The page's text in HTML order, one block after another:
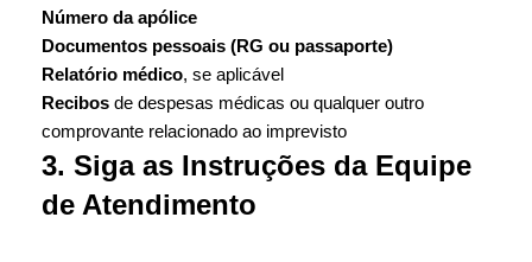
Número da apólice
Documentos pessoais (RG ou passaporte)
Relatório médico, se aplicável
Recibos de despesas médicas ou qualquer outro
comprovante relacionado ao imprevisto
3. Siga as Instruções da Equipe
de Atendimento